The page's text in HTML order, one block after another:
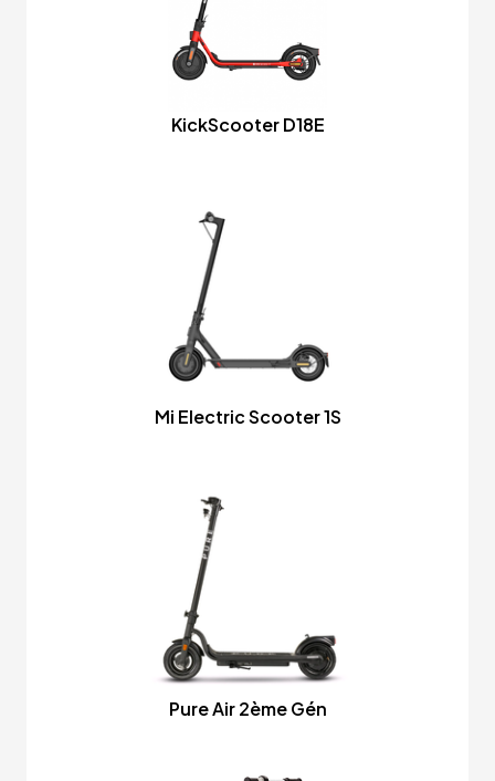
KickScooter D18E
Mi Electric Scooter 1S
Pure Air 2ème Gén